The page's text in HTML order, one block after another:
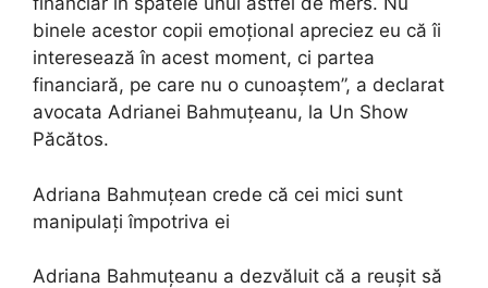
binele acestor copii emoțional apreciez eu că îi
interesează în acest moment, ci partea
financiară, pe care nu o cunoaștem”, a declarat
avocata Adrianei Bahmuțeanu, la Un Show
Păcătos.
Adriana Bahmuțean crede că cei mici sunt
manipulați împotriva ei
Adriana Bahmuțeanu a dezvăluit că a reușit să